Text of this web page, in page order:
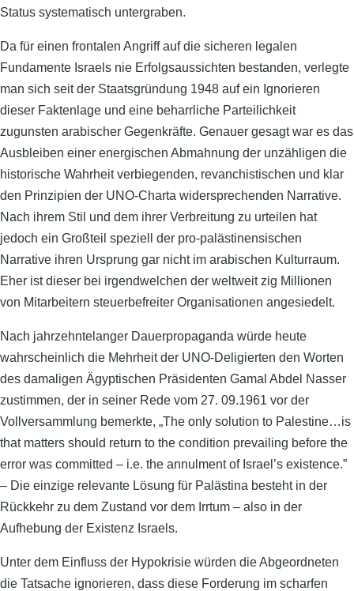
Status systematisch untergraben.
Da für einen frontalen Angriff auf die sicheren legalen
Fundamente Israels nie Erfolgsaussichten bestanden, verlegte
man sich seit der Staatsgründung 1948 auf ein Ignorieren
dieser Faktenlage und eine beharrliche Parteilichkeit
zugunsten arabischer Gegenkräfte. Genauer gesagt war es das
Ausbleiben einer energischen Abmahnung der unzähligen die
historische Wahrheit verbiegenden, revanchistischen und klar
den Prinzipien der UNO-Charta widersprechenden Narrative.
Nach ihrem Stil und dem ihrer Verbreitung zu urteilen hat
jedoch ein Großteil speziell der pro-palästinensischen
Narrative ihren Ursprung gar nicht im arabischen Kulturraum.
Eher ist dieser bei irgendwelchen der weltweit zig Millionen
von Mitarbeitern steuerbefreiter Organisationen angesiedelt.
Nach jahrzehntelanger Dauerpropaganda würde heute
wahrscheinlich die Mehrheit der UNO-Deligierten den Worten
des damaligen Ägyptischen Präsidenten Gamal Abdel Nasser
zustimmen, der in seiner Rede vom 27. 09.1961 vor der
Vollversammlung bemerkte, „The only solution to Palestine…is
that matters should return to the condition prevailing before the
error was committed – i.e. the annulment of Israel’s existence.”
– Die einzige relevante Lösung für Palästina besteht in der
Rückkehr zu dem Zustand vor dem Irrtum – also in der
Aufhebung der Existenz Israels.
Unter dem Einfluss der Hypokrisie würden die Abgeordneten
die Tatsache ignorieren, dass diese Forderung im scharfen